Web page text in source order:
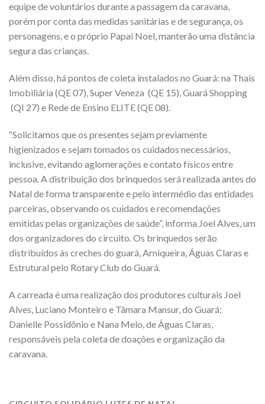
equipe de voluntários durante a passagem da caravana,
porém por conta das medidas sanitárias e de segurança, os
personagens, e o próprio Papai Noel, manterão uma distância
segura das crianças.
Além disso, há pontos de coleta instalados no Guará: na Thais
Imobiliária (QE 07), Super Veneza (QE 15), Guará Shopping
(QI 27) e Rede de Ensino ELITE (QE 08).
“Solicitamos que os presentes sejam previamente
higienizados e sejam tomados os cuidados necessários,
inclusive, evitando aglomerações e contato físicos entre
pessoa. A distribuição dos brinquedos será realizada antes do
Natal de forma transparente e pelo intermédio das entidades
parceiras, observando os cuidados e recomendações
emitidas pelas organizações de saúde”, informa Joel Alves, um
dos organizadores do circuito. Os brinquedos serão
distribuídos às creches do guará, Arniqueira, Águas Claras e
Estrutural pelo Rotary Club do Guará.
A carreada é uma realização dos produtores culturais Joel
Alves, Luciano Monteiro e Tâmara Mansur, do Guará;
Danielle Possidônio e Nana Melo, de Águas Claras,
responsáveis pela coleta de doações e organização da
caravana.